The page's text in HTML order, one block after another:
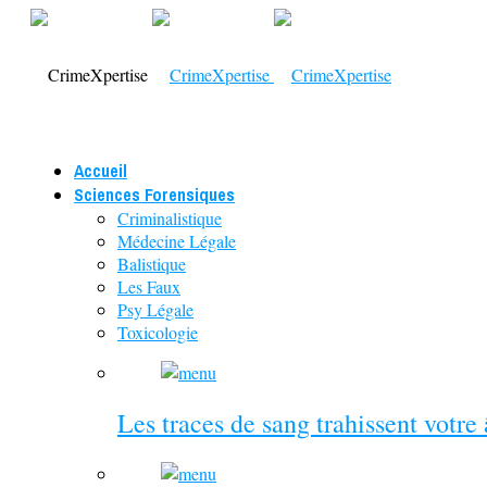
Accueil
Sciences Forensiques
Criminalistique
Médecine Légale
Balistique
Les Faux
Psy Légale
Toxicologie
Les traces de sang trahissent votre